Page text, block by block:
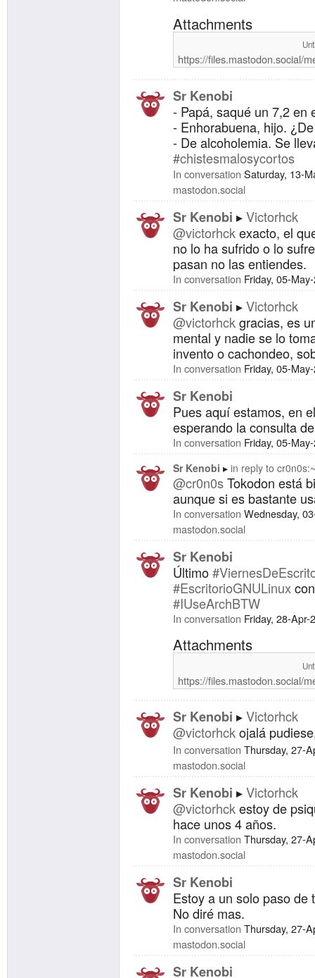
Attachments
https://files.mastodon.social/
Sr Kenobi
- Papá, saqué un 7,2 en
- Enhorabuena, hijo.
- De alcoholemia. Se
#chistesmalosycortos
In conversation Saturday, 13-
mastodon.social
Sr Kenobi
Victorhck
@victorhckexacto, el
no lo ha sufrido o lo
pasan no las entiendes.
In conversation Friday, 05-
Sr Kenobi
Victorhck
@victorhckgracias, es
mental y nadie se lo
invento o cachondeo,
In conversation Friday, 05-
Sr Kenobi
Pues aquí estamos, en
esperando la consulta
In conversation Friday, 05-
Sr Kenobi in reply to
@cr0n0sTokodon está
aunque si es bastante
In conversation Wednesday,
mastodon.social
Sr Kenobi
Último
#EscritorioGNULinux
#IUseArchBTW
In conversation Friday, 28-Apr-
Attachments
https://files.mastodon.social/
Sr Kenobi
Victorhck
@victorhckojalá
In conversation Thursday, 27-
mastodon.social
Sr Kenobi
Victorhck
@victorhckestoy de
hace unos 4 años.
In conversation Thursday, 27-
mastodon.social
Sr Kenobi
Estoy a un solo paso de
No diré mas.
In conversation Thursday, 27-
mastodon.social
Sr Kenobi